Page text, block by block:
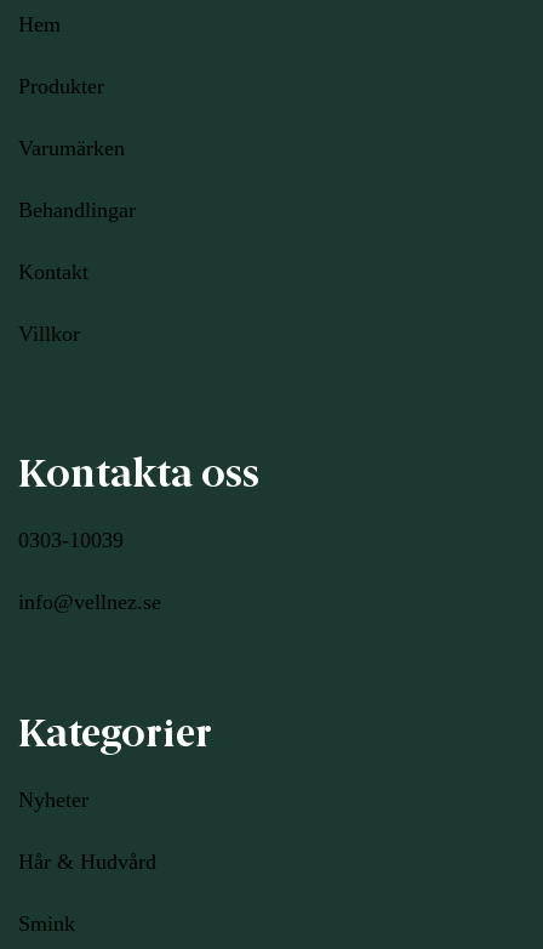
Hem
Produkter
Varumärken
Behandlingar
Kontakt
Villkor
Kontakta oss
0303-10039
info@vellnez.se
Kategorier
Nyheter
Hår & Hudvård
Smink